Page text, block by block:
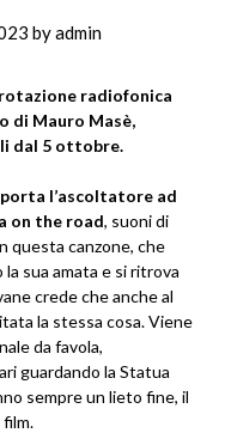
byadmin
radiofonica
di Mauro Masè,
dal 5 ottobre.
porta l’ascoltatore ad
on the road, suoni di
questa canzone, che
sua amata e si ritrova
crede che anche al
la stessa cosa. Viene
da favola,
guardando la Statua
sempre un lieto fine, il